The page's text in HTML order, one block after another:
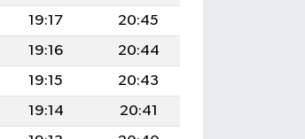
19:17
20:45
19:16
20:44
19:15
20:43
19:14
20:41